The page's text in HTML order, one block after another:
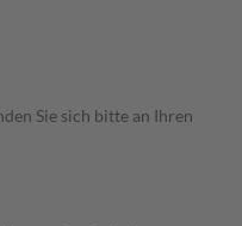
Sie sich bitte an Ihren